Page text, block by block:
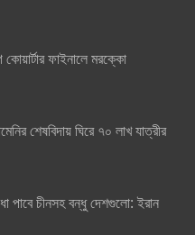
কোয়ার্টার ফাইনালে মরক্কো
শেষবিদায় ঘিরে ৭০ লাখ যাত্রীর
পাবে চীনসহ বন্ধু দেশগুলো: ইরান